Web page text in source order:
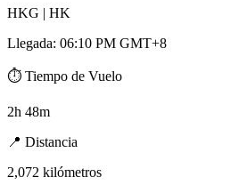
HKG | HK
Llegada: 06:10 PM GMT+8
⏱️ Tiempo de Vuelo
2h 48m
📍 Distancia
2,072 kilómetros